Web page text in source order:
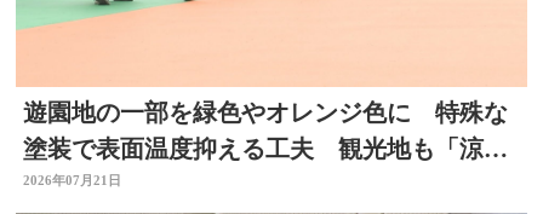
遊園地の一部を緑色やオレンジ色に 特殊な
塗装で表面温度抑える工夫 観光地も「涼」
PRで集客図る 大分
2026年07月21日